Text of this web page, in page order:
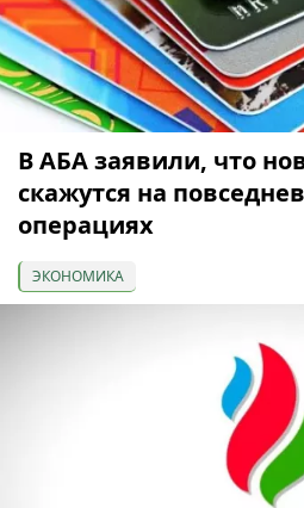
В АБА заявили, что
скажутся на
операциях
ЭКОНОМИКА